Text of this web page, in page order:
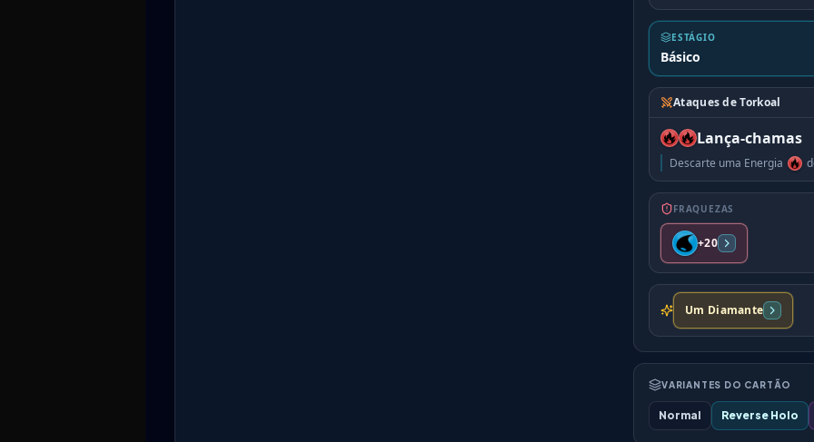
ESTÁGIO
Básico
Ataques de Torkoal
Lança-chamas
Descarte uma Energia
FRAQUEZAS
+20
Um Diamante
VARIANTES DO CARTÃO
Normal Reverse Holo